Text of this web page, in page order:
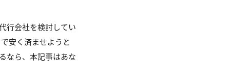
行会社を検討してい
安く済ませようと
なら、本記事はあな